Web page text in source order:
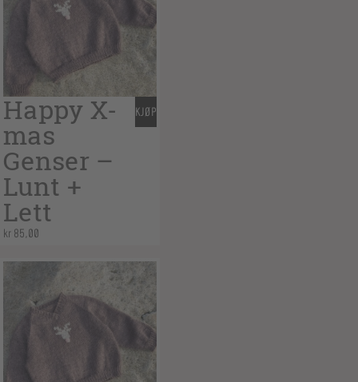
Happy X-
mas
Genser –
Lunt +
Lett
kr 85,00
KJØP